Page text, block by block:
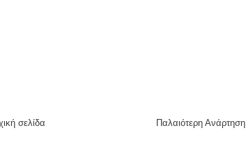
Παλαιότερη Ανάρτηση
σελίδα